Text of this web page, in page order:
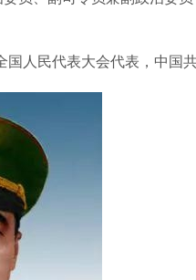
人民代表大会代表，中国